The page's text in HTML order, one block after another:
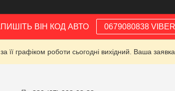
ВІН КОД АВТО 0679080838 VIBER
графіком роботи сьогодні вихідний. Ваша